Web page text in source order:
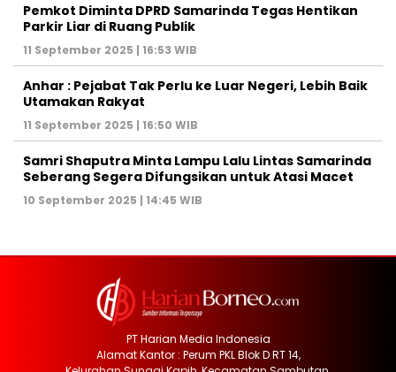
Pemkot Diminta DPRD Samarinda Tegas Hentikan
Parkir Liar di Ruang Publik
11 September 2025 | 16:53 WIB
Anhar : Pejabat Tak Perlu ke Luar Negeri, Lebih Baik
Utamakan Rakyat
11 September 2025 | 16:50 WIB
Samri Shaputra Minta Lampu Lalu Lintas Samarinda
Seberang Segera Difungsikan untuk Atasi Macet
10 September 2025 | 14:45 WIB
PT Harian Media Indonesia
Alamat Kantor : Perum PKL Blok D RT 14,